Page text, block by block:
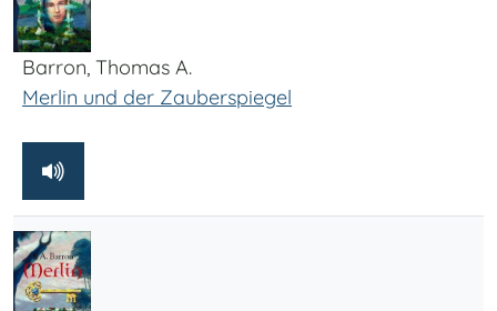
Barron, Thomas A.
Merlin und der Zauberspiegel